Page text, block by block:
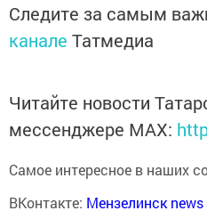
Следите за самым
канале Татмедиа
Читайте новости
мессенджере MАХ:
Самое интересное в наших
ВКонтакте: Мензелинск